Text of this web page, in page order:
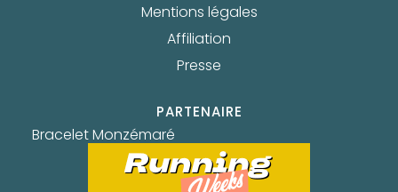
Mentions légales
Affiliation
Presse
PARTENAIRE
Bracelet Monzémaré